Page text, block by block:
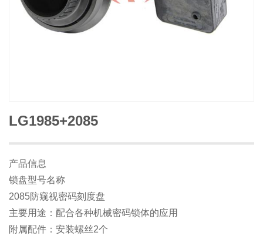
LG1985+2085
产品信息
锁盘型号名称
2085防窥视密码刻度盘
主要用途：配合各种机械密码锁体的应用
附属配件：安装螺丝2个